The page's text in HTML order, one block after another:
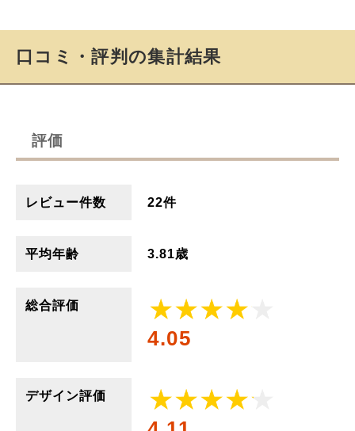
口コミ・評判の集計結果
評価
レビュー件数 22件
平均年齢 3.81歳
総合評価
4.05
デザイン評価